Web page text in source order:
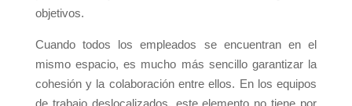
objetivos.
Cuando todos los empleados se encuentran en el
mismo espacio, es mucho más sencillo garantizar la
cohesión y la colaboración entre ellos. En los equipos
de trabajo deslocalizados, este elemento no tiene por